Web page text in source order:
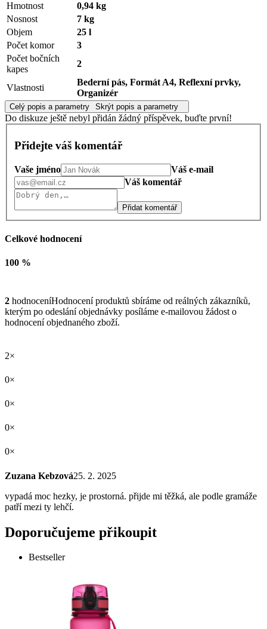
Hmotnost
0,94 kg
Nosnost
7 kg
Objem
25 l
Počet komor
3
Počet bočních
kapes
2
Vlastnosti
Bederní pás, Formát A4, Reflexní prvky,
Organizér
Celý popis a parametry Skrýt popis a parametry
Do diskuze ještě nebyl přidán žádný příspěvek, buďte první!
Přidejte váš komentář
Vaše jméno
Váš e-mail
Váš komentář
Přidat komentář
Celkové hodnocení
100 %
2 hodnoceníHodnocení produktů sbíráme od reálných zákazníků,
kterým po odeslání objednávky posíláme e-mailovou žádost o
hodnocení objednaného zboží.
2×
0×
0×
0×
0×
Zuzana Kebzová25. 2. 2025
vypadá moc hezky, je prostorná. přijde mi těžká, ale podle gramáže
patří mezi ty lehčí.
Doporučujeme přikoupit
Bestseller